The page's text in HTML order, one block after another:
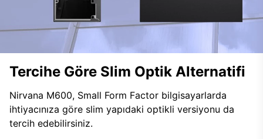
Tercihe Göre Slim Optik Alternatifi
Nirvana M600, Small Form Factor bilgisayarlarda
ihtiyacınıza göre slim yapıdaki optikli versiyonu da
tercih edebilirsiniz.